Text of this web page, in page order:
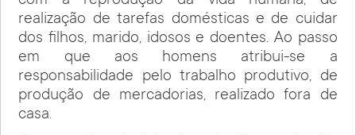
realização de tarefas domésticas e de cuidar
dos filhos, marido, idosos e doentes. Ao passo
em que aos homens atribui-se a
responsabilidade pelo trabalho produtivo, de
produção de mercadorias, realizado fora de
casa.